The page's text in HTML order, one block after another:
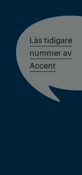
Läs tidigare
nummer av
Accent